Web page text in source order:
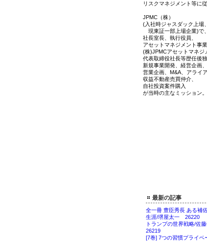
リスクマネジメント等に従
JPMC（株）
(入社時ジャスダック上場、
現東証一部上場企業)で、
社長室長、執行役員、
アセットマネジメント事業
(株)JPMCアセットマネジ
代表取締役社長等歴任後独
新規事業開発、経営企画、
営業企画、M&A、アライ
収益不動産売買仲介、
自社投資案件購入
が当時の主なミッション。
最新の記事
全一冊 豊臣秀長 ある補
生涯/堺屋太一 26220
トランプの世界戦略/佐
26219
[7巻] 7つの習慣プライベ